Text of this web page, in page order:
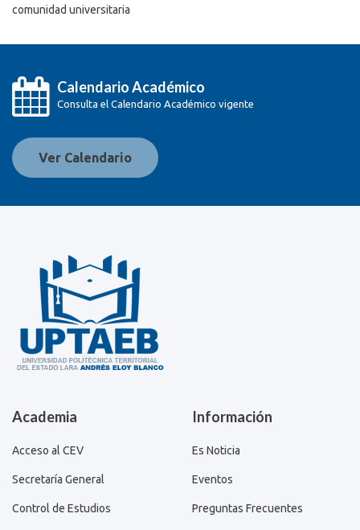
comunidad universitaria
Calendario Académico
Consulta el Calendario Académico vigente
Ver Calendario
Academia
Acceso al CEV
Secretaría General
Control de Estudios
Información
Es Noticia
Eventos
Preguntas Frecuentes